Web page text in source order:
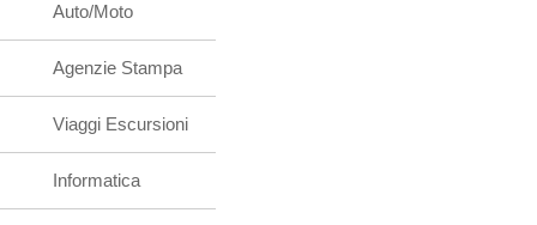
Auto/Moto
Agenzie Stampa
Viaggi Escursioni
Informatica